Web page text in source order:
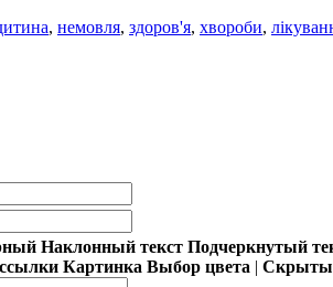
, немовля, здоров'я, хвороби,
Наклонный текст Подчеркнутый
Картинка Выбор цвета |